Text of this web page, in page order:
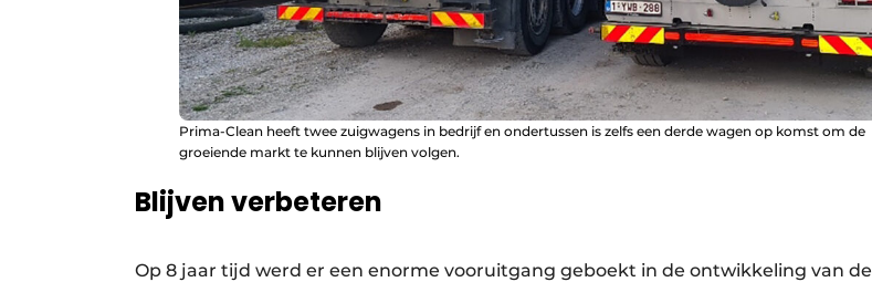
Prima-Clean heeft twee zuigwagens in bedrijf en ondertussen is zelfs een derde wagen op komst om de
groeiende markt te kunnen blijven volgen.
Blijven verbeteren
Op 8 jaar tijd werd er een enorme vooruitgang geboekt in de ontwikkeling van de